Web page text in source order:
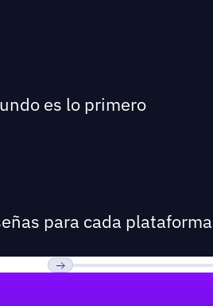
es lo primero
para cada plataforma